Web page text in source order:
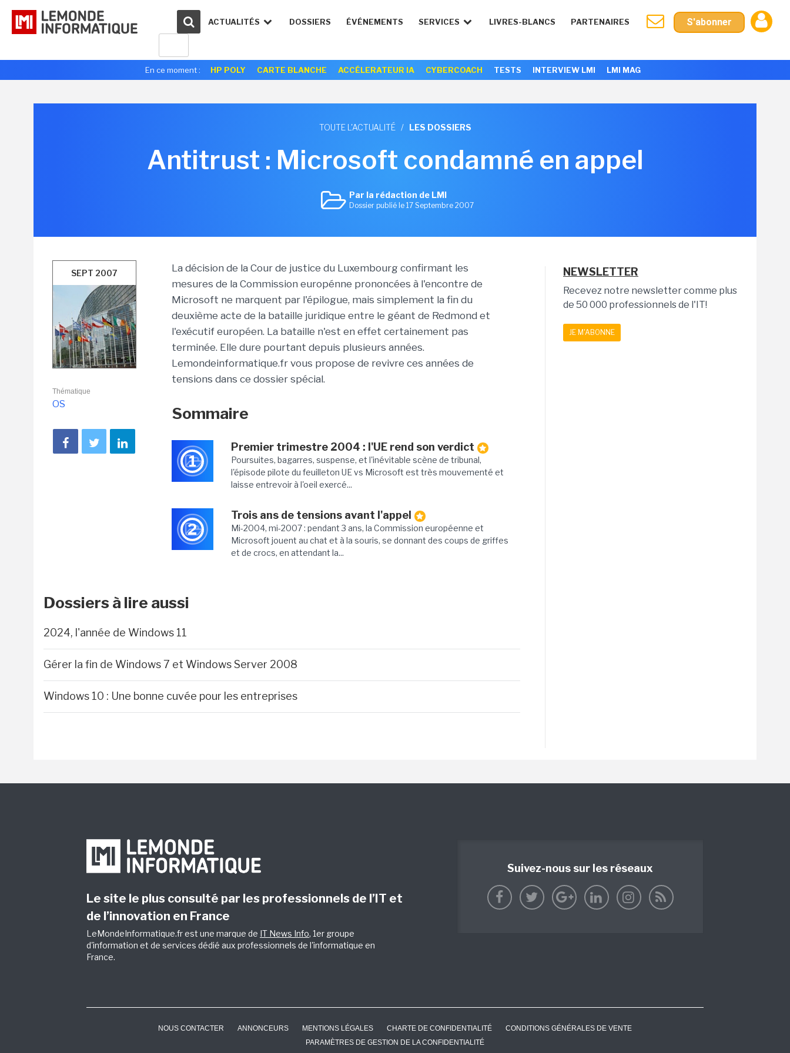
ACTUALITÉS DOSSIERS ÉVÉNEMENTS SERVICES LIVRES-BLANCS PARTENAIRES S'abonner
En ce moment : HP POLY CARTE BLANCHE ACCÉLERATEUR IA CYBERCOACH TESTS INTERVIEW LMI LMI MAG
TOUTE L'ACTUALITÉ / LES DOSSIERS
Antitrust : Microsoft condamné en appel
Par la rédaction de LMI
Dossier publié le 17 Septembre 2007
SEPT 2007
Thématique
OS
La décision de la Cour de justice du Luxembourg confirmant les
mesures de la Commission europénne prononcées à l'encontre de
Microsoft ne marquent par l'épilogue, mais simplement la fin du
deuxième acte de la bataille juridique entre le géant de Redmond et
l'exécutif européen. La bataille n'est en effet certainement pas
terminée. Elle dure pourtant depuis plusieurs années.
Lemondeinformatique.fr vous propose de revivre ces années de
tensions dans ce dossier spécial.
Sommaire
1
Premier trimestre 2004 : l'UE rend son verdict
Poursuites, bagarres, suspense, et l'inévitable scène de tribunal,
l'épisode pilote du feuilleton UE vs Microsoft est très mouvementé et
laisse entrevoir à l'oeil exercé...
2
Trois ans de tensions avant l'appel
Mi-2004, mi-2007 : pendant 3 ans, la Commission européenne et
Microsoft jouent au chat et à la souris, se donnant des coups de griffes
et de crocs, en attendant la...
Dossiers à lire aussi
2024, l'année de Windows 11
Gérer la fin de Windows 7 et Windows Server 2008
Windows 10 : Une bonne cuvée pour les entreprises
NEWSLETTER
Recevez notre newsletter comme plus
de 50 000 professionnels de l'IT!
JE M'ABONNE
Le site le plus consulté par les professionnels de l’IT et
de l’innovation en France
LeMondeInformatique.fr est une marque de IT News Info, 1er groupe
d'information et de services dédié aux professionnels de l'informatique en
France.
Suivez-nous sur les réseaux
NOUS CONTACTER ANNONCEURS MENTIONS LÉGALES CHARTE DE CONFIDENTIALITÉ
CONDITIONS GÉNÉRALES DE VENTE
PARAMÈTRES DE GESTION DE LA CONFIDENTIALITÉ